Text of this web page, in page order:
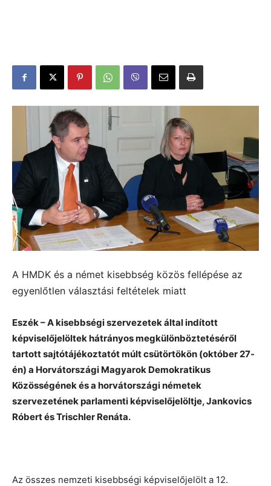
A HMDK és a német kisebbség közös fellépése az
egyenlőtlen választási feltételek miatt
Eszék – A kisebbségi szervezetek által indított
képviselőjelöltek hátrányos megkülönböztetéséről
tartott sajtótájékoztatót múlt csütörtökön (október 27-
én) a Horvátországi Magyarok Demokratikus
Közösségének és a horvátországi németek
szervezetének parlamenti képviselőjelöltje, Jankovics
Róbert és Trischler Renáta.
Az összes nemzeti kisebbségi képviselőjelölt a 12.